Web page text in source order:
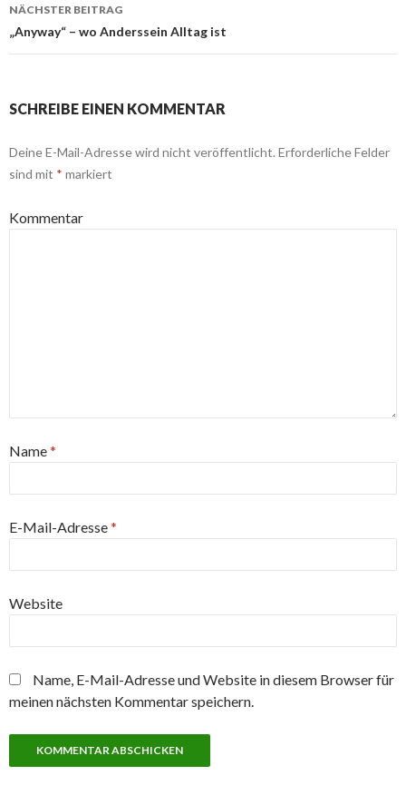
NÄCHSTER BEITRAG
„Anyway“ – wo Anderssein Alltag ist
SCHREIBE EINEN KOMMENTAR
Deine E-Mail-Adresse wird nicht veröffentlicht. Erforderliche Felder
sind mit * markiert
Kommentar
Name*
E-Mail-Adresse*
Website
Name, E-Mail-Adresse und Website in diesem Browser für
meinen nächsten Kommentar speichern.